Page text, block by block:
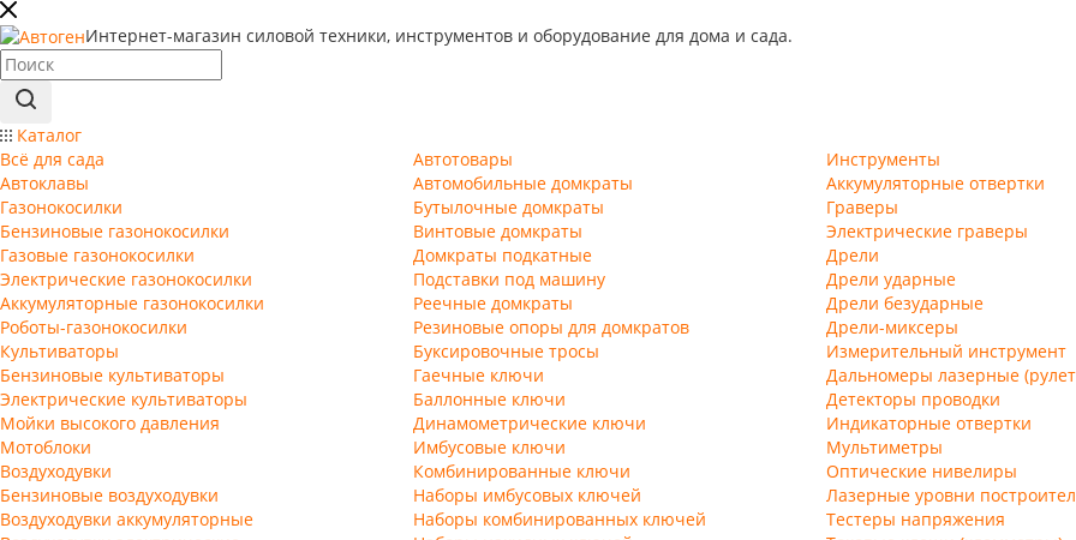
Интернет-магазин силовой техники, инструментов и оборудование для дома и сада.
Каталог
Всё для сада
Автоклавы
Газонокосилки
Бензиновые газонокосилки
Газовые газонокосилки
Электрические газонокосилки
Аккумуляторные газонокосилки
Роботы-газонокосилки
Культиваторы
Бензиновые культиваторы
Электрические культиваторы
Мойки высокого давления
Мотоблоки
Воздуходувки
Бензиновые воздуходувки
Воздуходувки аккумуляторные
Автотовары
Автомобильные домкраты
Бутылочные домкраты
Винтовые домкраты
Домкраты подкатные
Подставки под машину
Реечные домкраты
Резиновые опоры для домкратов
Буксировочные тросы
Гаечные ключи
Баллонные ключи
Динамометрические ключи
Имбусовые ключи
Комбинированные ключи
Наборы имбусовых ключей
Наборы комбинированных ключей
Инструменты
Аккумуляторные отвертки
Граверы
Электрические граверы
Дрели
Дрели ударные
Дрели безударные
Дрели-миксеры
Измерительный инструмент
Дальномеры лазерные
Детекторы проводки
Индикаторные отвертки
Мультиметры
Оптические нивелиры
Лазерные уровни
Тестеры напряжения